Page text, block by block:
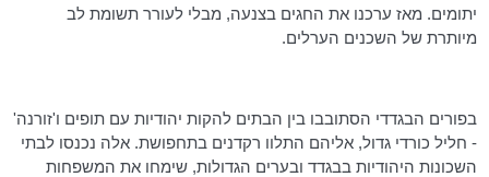
יתומים. מאז ערכנו את החגים בצנעה, מבלי לעורר תשומת לב
מיותרת של השכנים הערלים.
בפורים הבגדדי הסתובבו בין הבתים להקות יהודיות עם תופים ו'זורנה'
- חליל כורדי גדול, אליהם התלוו רקדנים בתחפושת. אלה נכנסו לבתי
השכונות היהודיות בבגדד ובערים הגדולות, שימחו את המשפחות